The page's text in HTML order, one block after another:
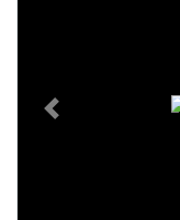
Previous